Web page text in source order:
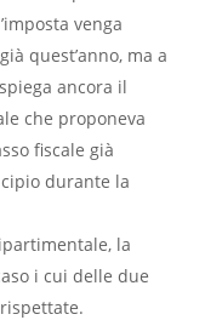
venga
quest’anno, ma a
ancora il
che proponeva
fiscale già
durante la
la
i cui delle due